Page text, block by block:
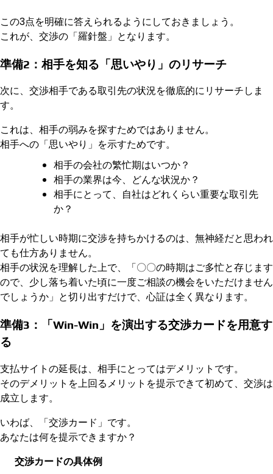
この3点を明確に答えられるようにしておきましょう。
これが、交渉の「羅針盤」となります。
準備2：相手を知る「思いやり」のリサーチ
次に、交渉相手である取引先の状況を徹底的にリサーチしま
す。
これは、相手の弱みを探すためではありません。
相手への「思いやり」を示すためです。
相手の会社の繁忙期はいつか？
相手の業界は今、どんな状況か？
相手にとって、自社はどれくらい重要な取引先
か？
相手が忙しい時期に交渉を持ちかけるのは、無神経だと思われ
ても仕方ありません。
相手の状況を理解した上で、「〇〇の時期はご多忙と存じます
ので、少し落ち着いた頃に一度ご相談の機会をいただけません
でしょうか」と切り出すだけで、心証は全く異なります。
準備3：「Win-Win」を演出する交渉カードを用意す
る
支払サイトの延長は、相手にとってはデメリットです。
そのデメリットを上回るメリットを提示できて初めて、交渉は
成立します。
いわば、「交渉カード」です。
あなたは何を提示できますか？
交渉カードの具体例